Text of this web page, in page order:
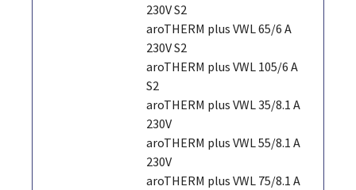
230V S2
aroTHERM plus VWL 65/6 A
230V S2
aroTHERM plus VWL 105/6 A
S2
aroTHERM plus VWL 35/8.1 A
230V
aroTHERM plus VWL 55/8.1 A
230V
aroTHERM plus VWL 75/8.1 A